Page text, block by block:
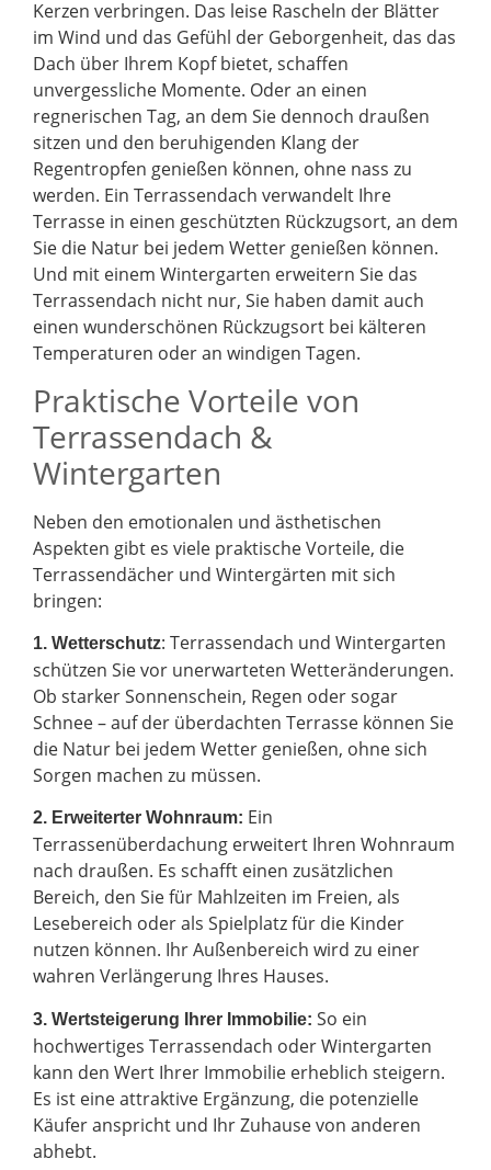
Kerzen verbringen. Das leise Rascheln der Blätter
im Wind und das Gefühl der Geborgenheit, das das
Dach über Ihrem Kopf bietet, schaffen
unvergessliche Momente. Oder an einen
regnerischen Tag, an dem Sie dennoch draußen
sitzen und den beruhigenden Klang der
Regentropfen genießen können, ohne nass zu
werden. Ein Terrassendach verwandelt Ihre
Terrasse in einen geschützten Rückzugsort, an dem
Sie die Natur bei jedem Wetter genießen können.
Und mit einem Wintergarten erweitern Sie das
Terrassendach nicht nur, Sie haben damit auch
einen wunderschönen Rückzugsort bei kälteren
Temperaturen oder an windigen Tagen.
Praktische Vorteile von
Terrassendach &
Wintergarten
Neben den emotionalen und ästhetischen
Aspekten gibt es viele praktische Vorteile, die
Terrassendächer und Wintergärten mit sich
bringen:
1. Wetterschutz: Terrassendach und Wintergarten
schützen Sie vor unerwarteten Wetteränderungen.
Ob starker Sonnenschein, Regen oder sogar
Schnee – auf der überdachten Terrasse können Sie
die Natur bei jedem Wetter genießen, ohne sich
Sorgen machen zu müssen.
2. Erweiterter Wohnraum: Ein
Terrassenüberdachung erweitert Ihren Wohnraum
nach draußen. Es schafft einen zusätzlichen
Bereich, den Sie für Mahlzeiten im Freien, als
Lesebereich oder als Spielplatz für die Kinder
nutzen können. Ihr Außenbereich wird zu einer
wahren Verlängerung Ihres Hauses.
3. Wertsteigerung Ihrer Immobilie: So ein
hochwertiges Terrassendach oder Wintergarten
kann den Wert Ihrer Immobilie erheblich steigern.
Es ist eine attraktive Ergänzung, die potenzielle
Käufer anspricht und Ihr Zuhause von anderen
abhebt.